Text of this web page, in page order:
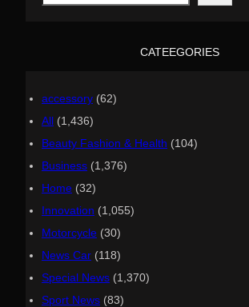
a
CATEEGORIES
accessory (62)
All (1,436)
Beauty Fashion & Health (104)
Business (1,376)
Home (32)
Innovation (1,055)
Motorcycle (30)
News Car (118)
Special News (1,370)
Sport News (83)